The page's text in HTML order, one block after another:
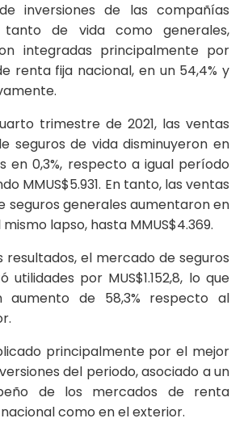
inversiones de las compañías
tanto de vida como generales,
integradas principalmente por
renta fija nacional, en un 54,4% y
trimestre de 2021, las ventas
seguros de vida disminuyeron en
en 0,3%, respecto a igual período
MMUS$5.931. En tanto, las ventas
seguros generales aumentaron en
lapso, hasta MMUS$4.369.
resultados, el mercado de seguros
utilidades por MUS$1.152,8, lo que
aumento de 58,3% respecto al
principalmente por el mejor
del periodo, asociado a un
de los mercados de renta
como en el exterior.